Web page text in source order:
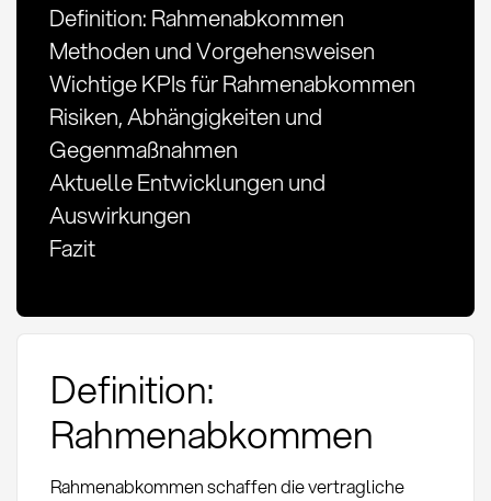
Definition: Rahmenabkommen
Methoden und Vorgehensweisen
Wichtige KPIs für Rahmenabkommen
Risiken, Abhängigkeiten und
Gegenmaßnahmen
Aktuelle Entwicklungen und
Auswirkungen
Fazit
Definition:
Rahmenabkommen
Rahmenabkommen schaffen die vertragliche